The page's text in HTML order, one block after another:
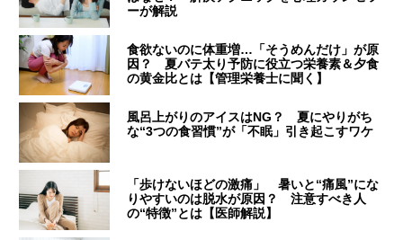
ーが解説
食欲ないのに体重増…「そうめんだけ」が原
因？ 夏バテ太り予防に役立つ栄養素＆夕食
の黄金比とは【管理栄養士に聞く】
風呂上がりのアイスはNG？ 夏にやりがち
な“3つの食習慣”が「不眠」引き起こすワケ
「歩けないほどの激痛」 暑いと“痛風”にな
りやすいのは脱水が原因？ 注意すべき人
の“特徴”とは【医師解説】